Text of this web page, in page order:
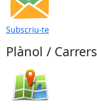
Subscriu-te
Plànol / Carrers